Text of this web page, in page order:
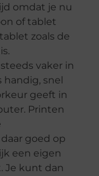
omdat je nu
of tablet
zoals de
vaker in
handig, snel
geeft in
Printen
goed op
een eigen
Je kunt dan